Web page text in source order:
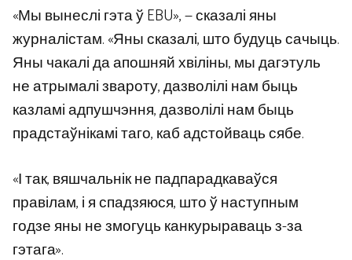
«Мы вынеслі гэта ў EBU», — сказалі яны
журналістам. «Яны сказалі, што будуць сачыць.
Яны чакалі да апошняй хвіліны, мы дагэтуль
не атрымалі звароту, дазволілі нам быць
казламі адпушчэння, дазволілі нам быць
прадстаўнікамі таго, каб адстойваць сябе.
«І так, вяшчальнік не падпарадкаваўся
правілам, і я спадзяюся, што ў наступным
годзе яны не змогуць канкурыраваць з-за
гэтага».